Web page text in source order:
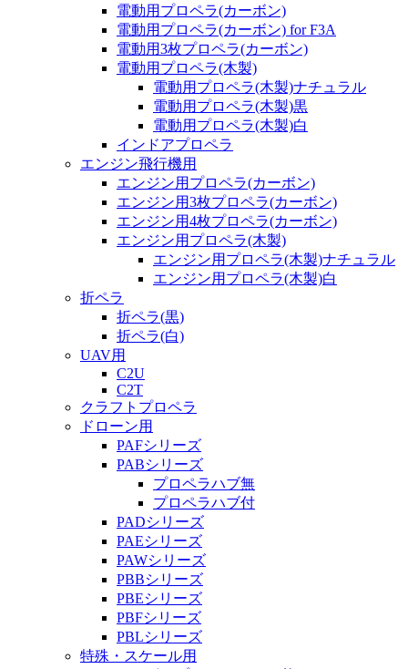
電動用プロペラ(カーボン)
電動用プロペラ(カーボン) for F3A
電動用3枚プロペラ(カーボン)
電動用プロペラ(木製)
電動用プロペラ(木製)ナチュラル
電動用プロペラ(木製)黒
電動用プロペラ(木製)白
インドアプロペラ
エンジン飛行機用
エンジン用プロペラ(カーボン)
エンジン用3枚プロペラ(カーボン)
エンジン用4枚プロペラ(カーボン)
エンジン用プロペラ(木製)
エンジン用プロペラ(木製)ナチュラル
エンジン用プロペラ(木製)白
折ペラ
折ペラ(黒)
折ペラ(白)
UAV用
C2U
C2T
クラフトプロペラ
ドローン用
PAFシリーズ
PABシリーズ
プロペラハブ無
プロペラハブ付
PADシリーズ
PAEシリーズ
PAWシリーズ
PBBシリーズ
PBEシリーズ
PBFシリーズ
PBLシリーズ
特殊・スケール用